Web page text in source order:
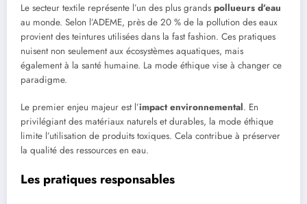
Le secteur textile représente l’un des plus grands pollueurs d’eau
au monde. Selon l’ADEME, près de 20 % de la pollution des eaux
provient des teintures utilisées dans la fast fashion. Ces pratiques
nuisent non seulement aux écosystèmes aquatiques, mais
également à la santé humaine. La mode éthique vise à changer ce
paradigme.
Le premier enjeu majeur est l’impact environnemental. En
privilégiant des matériaux naturels et durables, la mode éthique
limite l’utilisation de produits toxiques. Cela contribue à préserver
la qualité des ressources en eau.
Les pratiques responsables